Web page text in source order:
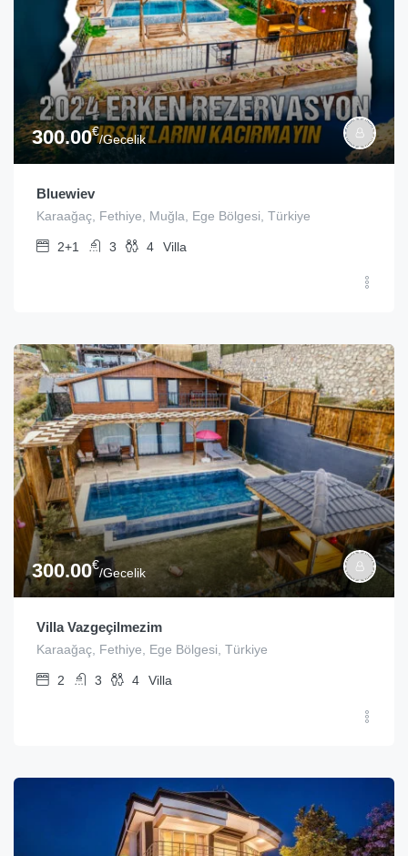
300.00€
/Gecelik
Bluewiev
Karaağaç, Fethiye, Muğla, Ege Bölgesi, Türkiye
2+1 3 4 Villa
300.00€
/Gecelik
Villa Vazgeçilmezim
Karaağaç, Fethiye, Ege Bölgesi, Türkiye
2 3 4 Villa